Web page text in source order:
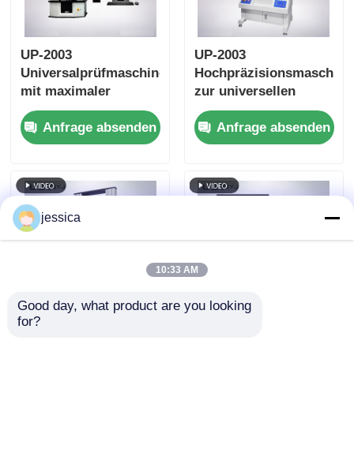
UP-2003
Universalprüfmaschine
mit maximaler
Leistung von 20-
100000kN, ±0,5%
Genauigkeit und
für
Zugdruckbiegetests
Anfrage absenden
UP-2003
Hochpräzisionsmaschine
zur universellen
Zugfestigkeitsprüfung
Anfrage absenden
jessica
10:33 AM
Good day, what product are you looking
for?